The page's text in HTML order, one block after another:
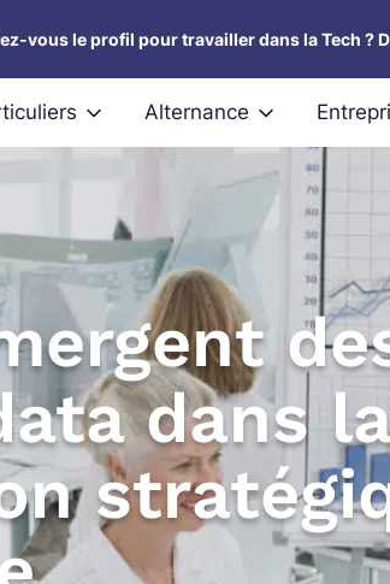
vous le profil pour travailler dans la Tech ?
Alternance
dans